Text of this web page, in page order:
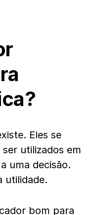
Eles se
utilizados em
uma decisão.
utilidade.
bom para